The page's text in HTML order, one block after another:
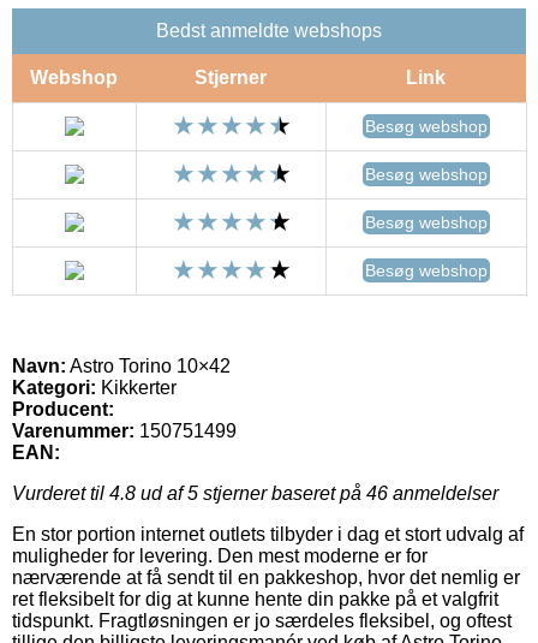
Bedst anmeldte webshops
Webshop Stjerner Link
Besøg webshop
Besøg webshop
Besøg webshop
Besøg webshop
Navn: Astro Torino 10×42
Kategori: Kikkerter
Producent:
Varenummer: 150751499
EAN:
Vurderet til 4.8 ud af 5 stjerner baseret på 46 anmeldelser
En stor portion internet outlets tilbyder i dag et stort udvalg af
muligheder for levering. Den mest moderne er for
nærværende at få sendt til en pakkeshop, hvor det nemlig er
ret fleksibelt for dig at kunne hente din pakke på et valgfrit
tidspunkt. Fragtløsningen er jo særdeles fleksibel, og oftest